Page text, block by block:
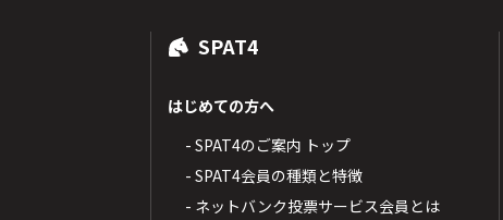
SPAT4
はじめての方へ
- SPAT4のご案内 トップ
- SPAT4会員の種類と特徴
- ネットバンク投票サービス会員とは